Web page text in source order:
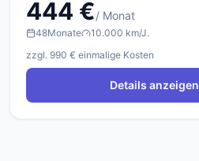
444 €/ Monat
48Monate
10.000 km/J.
zzgl. 990 € einmalige Kosten
Details anzeigen